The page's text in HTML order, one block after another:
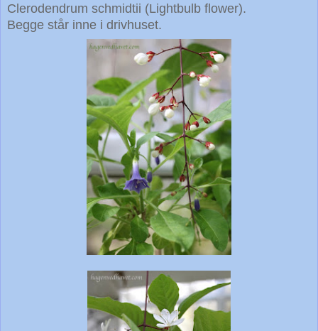
Clerodendrum schmidtii (Lightbulb flower).
Begge står inne i drivhuset.